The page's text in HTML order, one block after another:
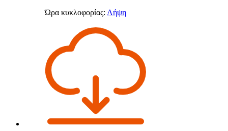
Ώρα κυκλοφορίας: Λήψη